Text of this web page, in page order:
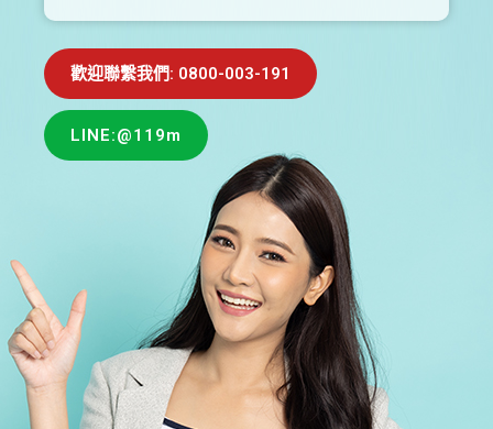
歡迎聯繫我們: 0800-003-191
LINE:@119m